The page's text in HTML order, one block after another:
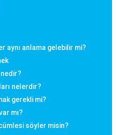
aynı anlama gelebilir mi?
nedir?
nelerdir?
gerekli mi?
mı?
söyler misin?